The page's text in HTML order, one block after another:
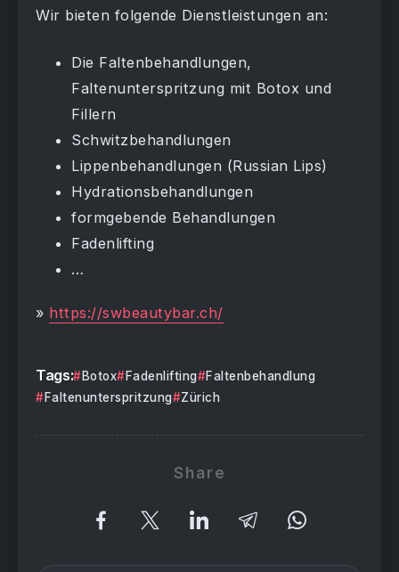
Wir bieten folgende Dienstleistungen an:
Die Faltenbehandlungen,
Faltenunterspritzung mit Botox und
Fillern
Schwitzbehandlungen
Lippenbehandlungen (Russian Lips)
Hydrationsbehandlungen
formgebende Behandlungen
Fadenlifting
…
» https://swbeautybar.ch/
Tags: Botox Fadenlifting
Faltenbehandlung
Faltenunterspritzung
Zürich
Share